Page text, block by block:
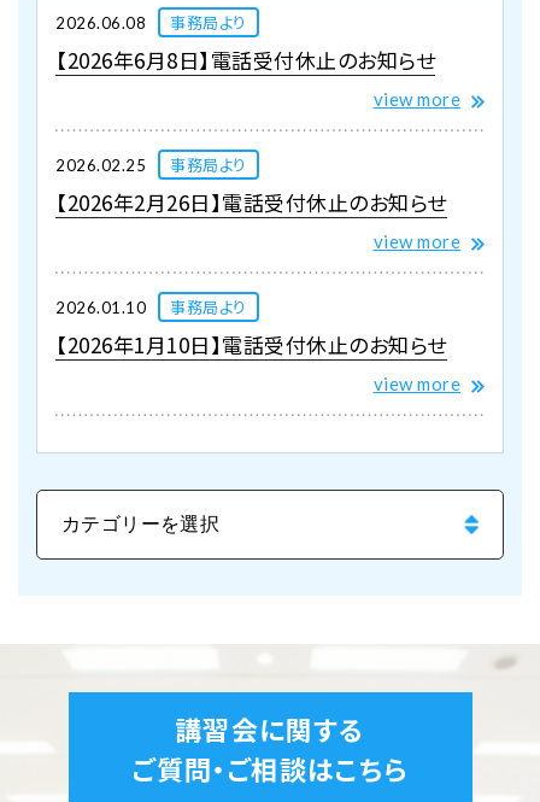
2026.06.08 事務局より
【2026年6月8日】電話受付休止のお知らせ
view more
2026.02.25 事務局より
【2026年2月26日】電話受付休止のお知らせ
view more
2026.01.10 事務局より
【2026年1月10日】電話受付休止のお知らせ
view more
講習会に関する
ご質問・ご相談はこちら